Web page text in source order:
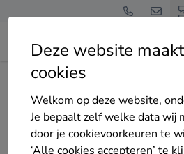
Deze website
cookies
Welkom op deze website,
Je bepaalt zelf welke data wij
door je cookievoorkeuren te
‘Alle cookies accepteren’ te
Home Bedrijven overzicht